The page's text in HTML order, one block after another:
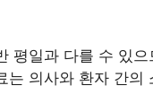
평일과 다를 수 있
는 의사와 환자 간